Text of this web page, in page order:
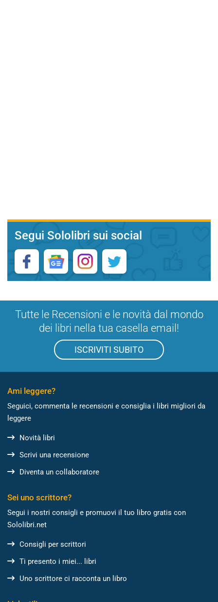
Segui Sololibri sui social
Tutte le Recensioni e le novità dal mondo
dei libri nella tua casella email!
ISCRIVITI SUBITO
Ami leggere?
Seguici, commenta le recensioni e consiglia i libri migliori da
leggere
Novità libri
Scrivi una recensione
Diventa un collaboratore
Sei uno scrittore?
Segui i nostri consigli e promuovi il tuo libro gratis con
Sololibri.net
Consigli per scrittori
Ti presento i miei... libri
Uno scrittore ci racconta un libro